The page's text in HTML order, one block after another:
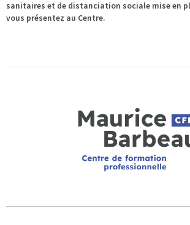
sanitaires et de distanciation sociale mise en
vous présentez au Centre.